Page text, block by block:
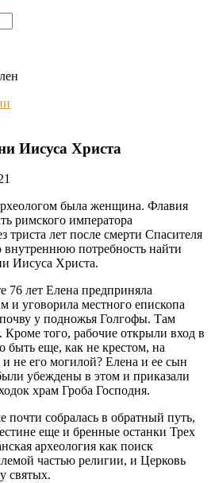
Иисуса Христа
была женщина. Флавия
римского императора
триста лет после смерти Спасителя
внутреннюю потребность найти
Иисуса Христа.
76 лет Елена предприняла
и уговорила местного епископа
у подножья Голгофы. Там
Кроме того, рабочие открыли вход в
быть еще, как не крестом, на
не его могилой? Елена и ее сын
убеждены в этом и приказали
храм Гроба Господня.
собралась в обратный путь,
еще и бренные останки Трех
археология как поиск
частью религии, и Церковь
святых.